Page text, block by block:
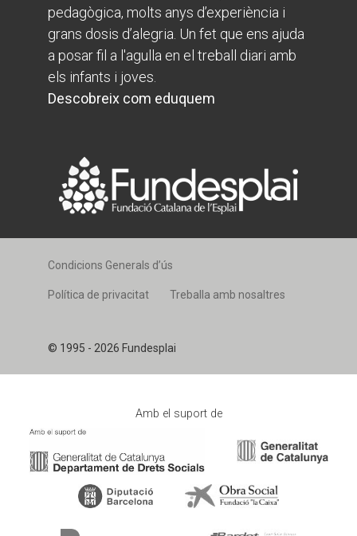
pedagògica, molts anys d’experiència i
grans dosis d’alegria. Un fet que ens ajuda
a posar fil a l'agulla en el treball diari amb
els infants i joves.
Descobreix com eduquem
© 1995 - 2026 Fundesplai
Condicions Generals d’ús
Política de privacitat Treballa amb nosaltres
Amb el suport de